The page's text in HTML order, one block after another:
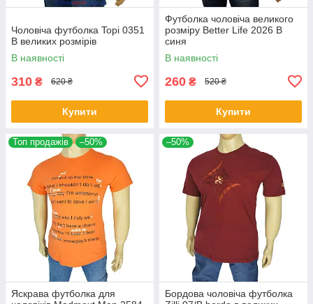
Чоловіча футболка Topi 0351
B великих розмірів
В наявності
310 ₴ 620 ₴
Купити
Футболка чоловіча великого
розміру Better Life 2026 В
синя
В наявності
260 ₴ 520 ₴
Купити
Топ продажів –50%
Яскрава футболка для
–50%
Бордова чоловіча футболка